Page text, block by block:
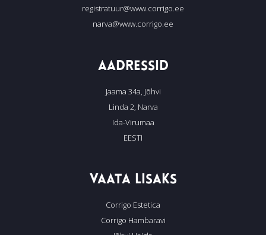
registratuur@www.corrigo.ee
narva@www.corrigo.ee
AADRESSID
Jaama 34a, Jõhvi
Linda 2, Narva
Ida-Virumaa
EESTI
VAATA LISAKS
Corrigo Estetica
Corrigo Hambaravi